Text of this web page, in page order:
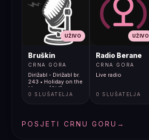
UŽIVO
Bruškin
CRNA GORA
Dirižabl - Dirižabl br.
243 • Holiday on the
Moon • [9kf]
0 SLUŠATELJA
UŽIVO
Radio Berane
CRNA GORA
Live radio
0 SLUŠATELJA
POSJETI CRNU GORU →